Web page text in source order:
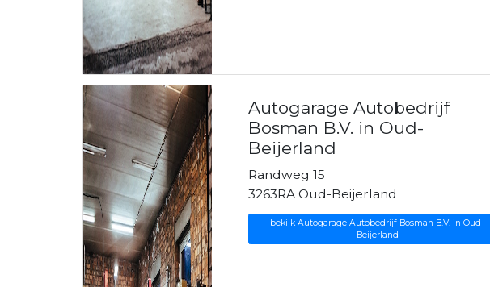
Autogarage Autobedrijf
Bosman B.V. in Oud-
Beijerland
Randweg 15
3263RA Oud-Beijerland
bekijk Autogarage Autobedrijf Bosman B.V. in Oud-
Beijerland